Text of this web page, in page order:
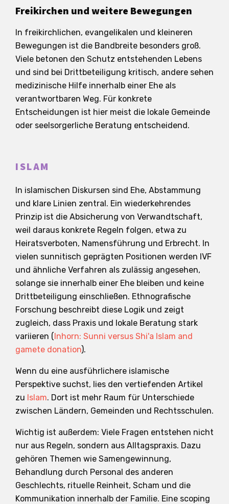
Freikirchen und weitere Bewegungen
In freikirchlichen, evangelikalen und kleineren
Bewegungen ist die Bandbreite besonders groß.
Viele betonen den Schutz entstehenden Lebens
und sind bei Drittbeteiligung kritisch, andere sehen
medizinische Hilfe innerhalb einer Ehe als
verantwortbaren Weg. Für konkrete
Entscheidungen ist hier meist die lokale Gemeinde
oder seelsorgerliche Beratung entscheidend.
ISLAM
In islamischen Diskursen sind Ehe, Abstammung
und klare Linien zentral. Ein wiederkehrendes
Prinzip ist die Absicherung von Verwandtschaft,
weil daraus konkrete Regeln folgen, etwa zu
Heiratsverboten, Namensführung und Erbrecht. In
vielen sunnitisch geprägten Positionen werden IVF
und ähnliche Verfahren als zulässig angesehen,
solange sie innerhalb einer Ehe bleiben und keine
Drittbeteiligung einschließen. Ethnografische
Forschung beschreibt diese Logik und zeigt
zugleich, dass Praxis und lokale Beratung stark
variieren (Inhorn: Sunni versus Shi'a Islam and
gamete donation).
Wenn du eine ausführlichere islamische
Perspektive suchst, lies den vertiefenden Artikel
zu Islam. Dort ist mehr Raum für Unterschiede
zwischen Ländern, Gemeinden und Rechtsschulen.
Wichtig ist außerdem: Viele Fragen entstehen nicht
nur aus Regeln, sondern aus Alltagspraxis. Dazu
gehören Themen wie Samengewinnung,
Behandlung durch Personal des anderen
Geschlechts, rituelle Reinheit, Scham und die
Kommunikation innerhalb der Familie. Eine scoping